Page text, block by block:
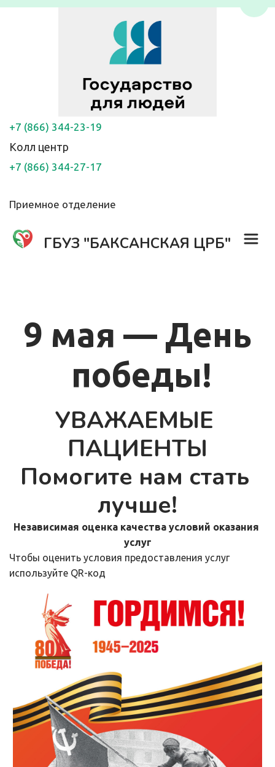
+7 (866) 344-23-19
Колл центр
+7 (866) 344-27-17
Приемное отделение
ГБУЗ "БАКСАНСКАЯ ЦРБ"
9 мая — День
победы!
УВАЖАЕМЫЕ
ПАЦИЕНТЫ
Помогите нам стать
лучше!
Независимая оценка качества условий оказания
услуг
Чтобы оценить условия предоставления услуг
используйте QR-код